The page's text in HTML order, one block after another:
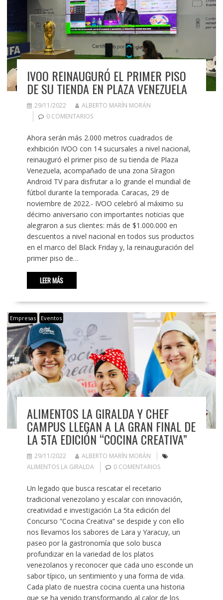
IVOO REINAUGURÓ EL PRIMER PISO
DE SU TIENDA EN PLAZA VENEZUELA
29/11/2022
ALBERTO MARÍN MORÁN
0 COMENTARIOS
Ahora serán más 2.000 metros cuadrados de
exhibición IVOO con 14 sucursales a nivel nacional,
reinauguró el primer piso de su tienda de Plaza
Venezuela, acompañado de una zona Síragon
Android TV para disfrutar a lo grande el mundial de
fútbol durante la temporada. Caracas, 29 de
noviembre de 2022.- IVOO celebró al máximo su
décimo aniversario con importantes noticias que
alegraron a sus clientes: más de $1.000.000 en
descuentos a nivel nacional en todos sus productos
en el marco del Black Friday y, la reinauguración del
primer piso de…
LEER MÁS
Empresas Eventos
ALIMENTOS LA GIRALDA Y CHEF
CAMPUS LLEGAN A LA GRAN FINAL DE
LA 5TA EDICIÓN “COCINA CREATIVA”
29/11/2022
ALBERTO MARÍN MORÁN
ALIMENTOS LA GIRALDA
0 COMENTARIOS
Un legado que busca rescatar el recetario
tradicional venezolano y escalar con innovación,
creatividad e investigación La 5ta edición del
Concurso “Cocina Creativa” se despide y con ello
nos llevamos los sabores de Lara y Yaracuy, un
paseo por la gastronomía que solo busca
profundizar en la variedad de los platos
venezolanos y reconocer que cada uno esconde un
sabor típico, un sentimiento y una forma de vida.
Cada plato de nuestra cocina cuenta una historia
que se ha venido transformando al calor de los